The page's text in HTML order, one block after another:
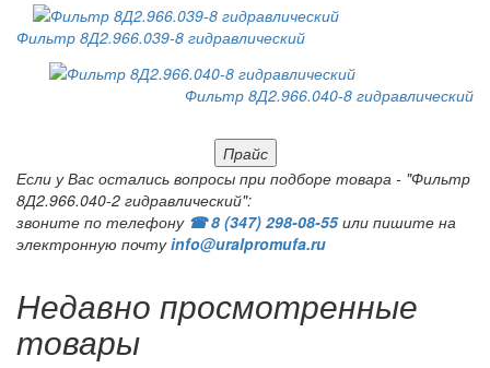
Фильтр 8Д2.966.039-8 гидравлический
Фильтр 8Д2.966.040-8 гидравлический
Прайс
Если у Вас остались вопросы при подборе товара - "Фильтр
8Д2.966.040-2 гидравлический":
звоните по телефону ☎ 8 (347) 298‑08‑55или пишите на
электронную почтуinfo@uralpromufa.ru
Недавно просмотренные
товары